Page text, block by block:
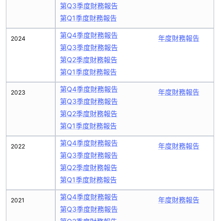
2024
2023
2022
2021
第Q3季度財務報告
第Q1季度財務報告
第Q4季度財務報告
第Q3季度財務報告
第Q2季度財務報告
第Q1季度財務報告
年度財務報告
第Q4季度財務報告
第Q3季度財務報告
第Q2季度財務報告
第Q1季度財務報告
年度財務報告
第Q4季度財務報告
第Q3季度財務報告
第Q2季度財務報告
第Q1季度財務報告
年度財務報告
第Q4季度財務報告
第Q3季度財務報告
年度財務報告